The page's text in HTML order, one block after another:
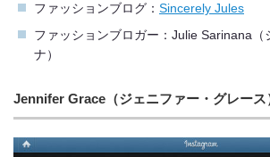
ファッションブログ： Sincerely Jules
ファッションブロガー：Julie Sarinana（
ナ）
Jennifer Grace（ジェニファー・グレース